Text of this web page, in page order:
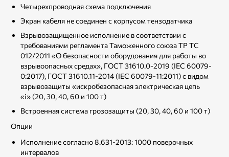
Четырехпроводная схема подключения
Экран кабеля не соединен с корпусом тензодатчика
Взрывозащищенное исполнение в соответствии с
требованиями регламента Таможенного союза ТР ТС
012/2011 «О безопасности оборудования для работы во
взрывоопасных средах», ГОСТ 31610.0-2019 (IEC 60079-
0:2017), ГОСТ 31610.11-2014 (IEC 60079-11:2011) с видом
взрывозащиты «искробезопасная электрическая цепь
«i» (20, 30, 40, 60 и 100 т)
Встроенная система грозозащиты (20, 30, 40, 60 и 100 т)
Опции
Исполнение согласно 8.631-2013: 1000 поверочных
интервалов